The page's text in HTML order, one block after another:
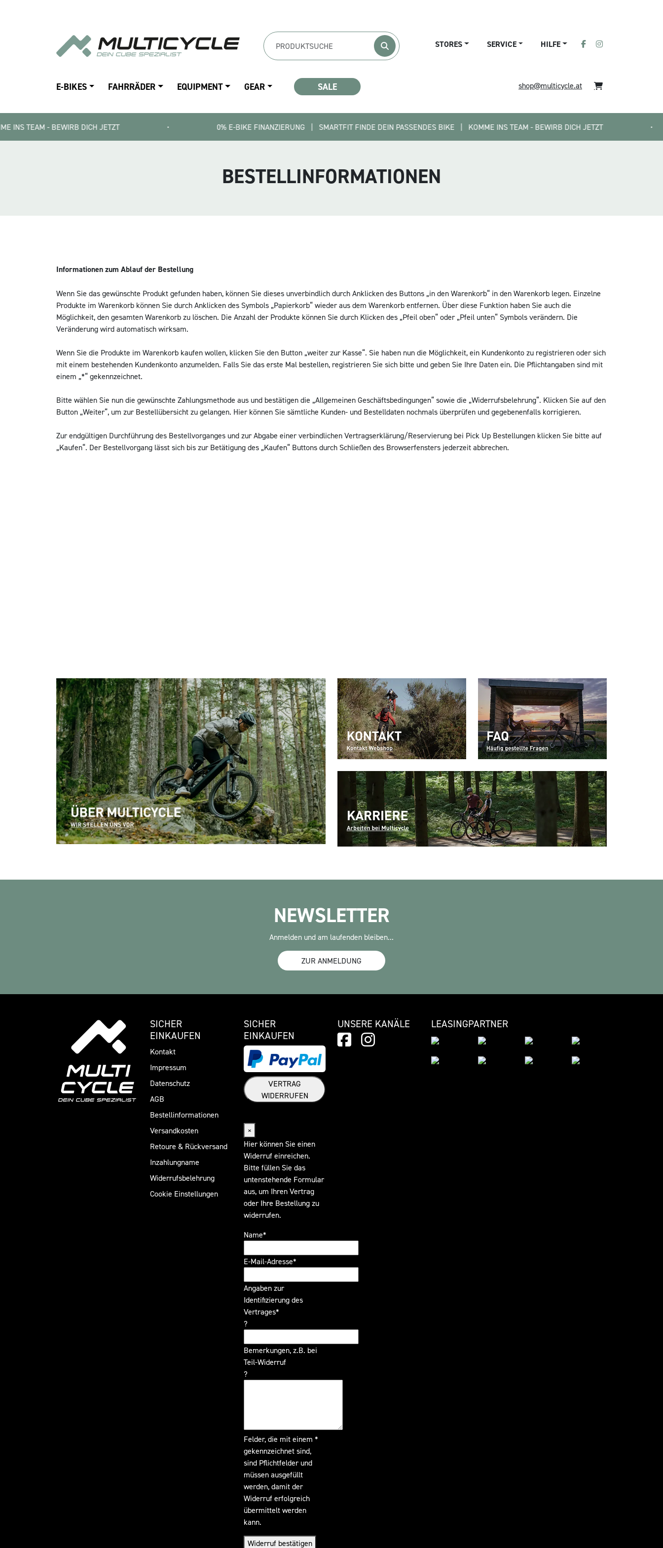
STORES SERVICE HILFE
E-BIKES FAHRRÄDER EQUIPMENT GEAR SALE shop@multicycle.at
- BEWIRB DICH JETZT 0% E-BIKE FINANZIERUNG   |   SMARTFIT FINDE DEIN PASSENDES BIKE   |   KOMME INS TEAM - BEWIRB DICH JETZT
BESTELLINFORMATIONEN
Informationen zum Ablauf der Bestellung
Wenn Sie das gewünschte Produkt gefunden haben, können Sie dieses unverbindlich durch Anklicken des Buttons „in den Warenkorb“ in den Warenkorb legen. Einzelne
Produkte im Warenkorb können Sie durch Anklicken des Symbols „Papierkorb“ wieder aus dem Warenkorb entfernen. Über diese Funktion haben Sie auch die
Möglichkeit, den gesamten Warenkorb zu löschen. Die Anzahl der Produkte können Sie durch Klicken des „Pfeil oben“ oder „Pfeil unten“ Symbols verändern. Die
Veränderung wird automatisch wirksam.
Wenn Sie die Produkte im Warenkorb kaufen wollen, klicken Sie den Button „weiter zur Kasse“. Sie haben nun die Möglichkeit, ein Kundenkonto zu registrieren oder sich
mit einem bestehenden Kundenkonto anzumelden. Falls Sie das erste Mal bestellen, registrieren Sie sich bitte und geben Sie Ihre Daten ein. Die Pflichtangaben sind mit
einem „*“ gekennzeichnet.
Bitte wählen Sie nun die gewünschte Zahlungsmethode aus und bestätigen die „Allgemeinen Geschäftsbedingungen“ sowie die „Widerrufsbelehrung“. Klicken Sie auf den
Button „Weiter“, um zur Bestellübersicht zu gelangen. Hier können Sie sämtliche Kunden- und Bestelldaten nochmals überprüfen und gegebenenfalls korrigieren.
Zur endgültigen Durchführung des Bestellvorganges und zur Abgabe einer verbindlichen Vertragserklärung/Reservierung bei Pick Up Bestellungen klicken Sie bitte auf
„Kaufen“. Der Bestellvorgang lässt sich bis zur Betätigung des „Kaufen“ Buttons durch Schließen des Browserfensters jederzeit abbrechen.
NEWSLETTER
Anmelden und am laufenden bleiben...
ZUR ANMELDUNG
SICHER
EINKAUFEN
Kontakt
Impressum
Datenschutz
AGB
Bestellinformationen
Versandkosten
Retoure & Rückversand
Inzahlungname
Widerrufsbelehrung
Cookie Einstellungen
SICHER
EINKAUFEN
VERTRAG
WIDERRUFEN
×
Hier können Sie einen
Widerruf einreichen.
Bitte füllen Sie das
untenstehende Formular
aus, um Ihren Vertrag
oder Ihre Bestellung zu
widerrufen.
Name*
E-Mail-Adresse*
Angaben zur
Identifizierung des
Vertrages*
?
Bemerkungen, z.B. bei
Teil-Widerruf
?
Felder, die mit einem *
gekennzeichnet sind,
sind Pflichtfelder und
müssen ausgefüllt
werden, damit der
Widerruf erfolgreich
übermittelt werden
kann.
Widerruf bestätigen
UNSERE KANÄLE LEASINGPARTNER